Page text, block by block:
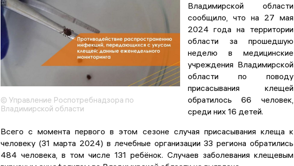
© Управление Роспотребнадзора по
Владимирской области
Владимирской области
сообщило, что на 27 мая
2024 года на территории
области за прошедшую
неделю в медицинские
учреждения Владимирской
области по поводу
присасывания клещей
обратилось 66 человек,
среди них 16 детей.
Всего с момента первого в этом сезоне случая присасывания клеща к
человеку (31 марта 2024) в лечебные организации 33 региона обратились
484 человека, в том числе 131 ребёнок. Случаев заболевания клещевым